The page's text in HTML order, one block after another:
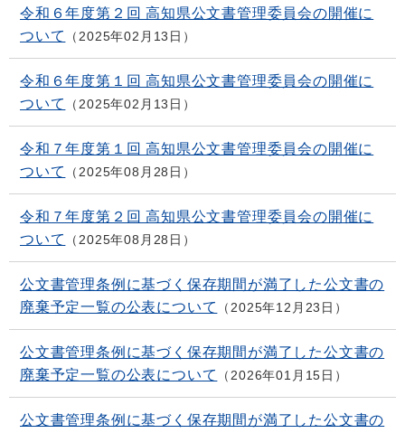
令和６年度第２回 高知県公文書管理委員会の開催に
ついて
2025年02月13日
令和６年度第１回 高知県公文書管理委員会の開催に
ついて
2025年02月13日
令和７年度第１回 高知県公文書管理委員会の開催に
ついて
2025年08月28日
令和７年度第２回 高知県公文書管理委員会の開催に
ついて
2025年08月28日
公文書管理条例に基づく保存期間が満了した公文書の
廃棄予定一覧の公表について
2025年12月23日
公文書管理条例に基づく保存期間が満了した公文書の
廃棄予定一覧の公表について
2026年01月15日
公文書管理条例に基づく保存期間が満了した公文書の